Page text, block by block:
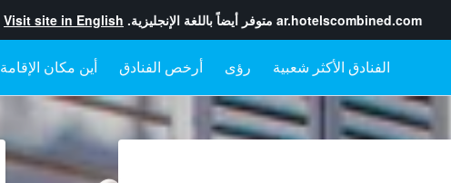
ar.hotelscombined.com متوفر أيضاً باللغة الإنجليزية. Visit site in English
رؤى أرخص الفنادق أين مكان الإقامة